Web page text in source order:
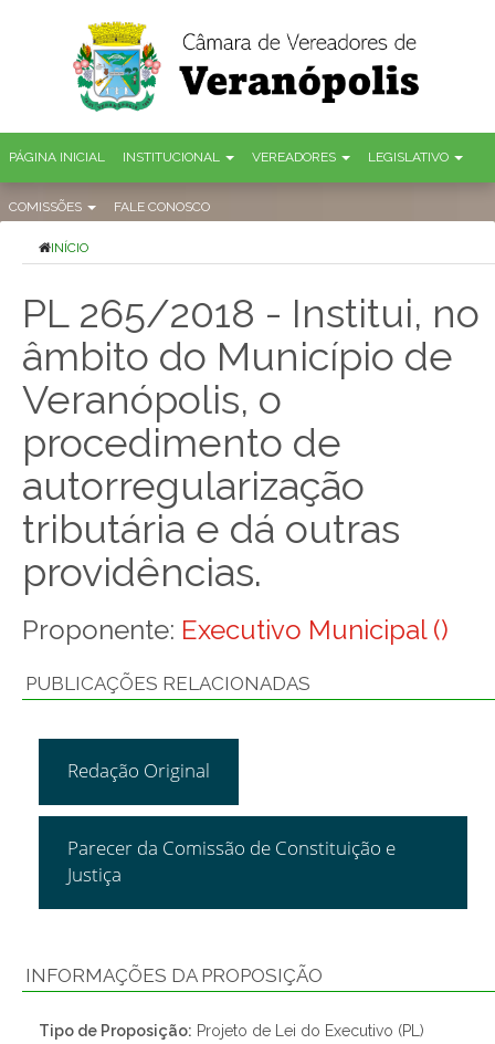
PÁGINA INICIAL INSTITUCIONAL VEREADORES LEGISLATIVO
COMISSÕES FALE CONOSCO
INÍCIO
PL 265/2018 - Institui, no
âmbito do Município de
Veranópolis, o
procedimento de
autorregularização
tributária e dá outras
providências.
Proponente: Executivo Municipal ()
PUBLICAÇÕES RELACIONADAS
Redação Original
Parecer da Comissão de Constituição e
Justiça
INFORMAÇÕES DA PROPOSIÇÃO
Tipo de Proposição: Projeto de Lei do Executivo (PL)